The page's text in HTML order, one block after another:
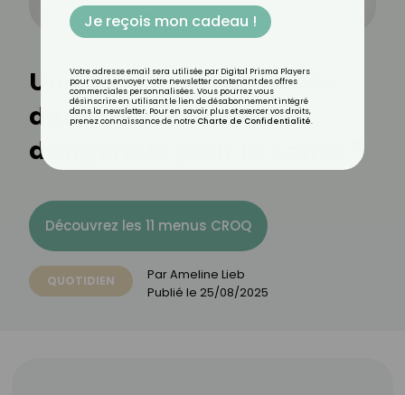
Une mouche s’est posée
dans mon assiette :
dangereux pour la santé ?
Découvrez les 11 menus CROQ
QUOTIDIEN ParAmeline Lieb
Publié le 25/08/2025
Je reçois mon cadeau !
Votre adresse email sera utilisée par Digital Prisma Players
pour vous envoyer votre newsletter contenant des offres
commerciales personnalisées. Vous pourrez vous
désinscrire en utilisant le lien de désabonnement intégré
dans la newsletter. Pour en savoir plus et exercer vos droits,
prenez connaissance de notre Charte de Confidentialité.